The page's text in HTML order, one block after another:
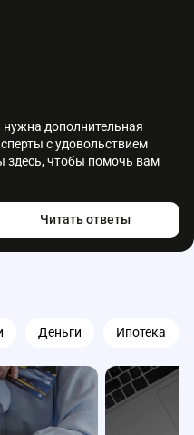
и убедиться, что сможете
просрочек.
нужна дополнительная
с удовольствием
здесь, чтобы помочь вам
Читать ответы
Деньги Ипотека